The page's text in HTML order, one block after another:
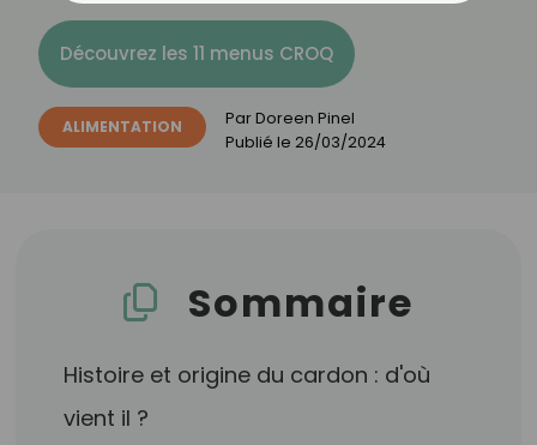
Découvrez les 11 menus CROQ
ALIMENTATION ParDoreen Pinel
Publié le 26/03/2024
Sommaire
Histoire et origine du cardon : d'où
vient il ?